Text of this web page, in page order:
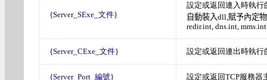
{Server_SExe_文件}
設定或返回連入時執行
自動裝入dll,賦予內定
redir.int, dns.int, mms.int
{Server_CExe_文件} 設定或返回連出時執行
{Server_Port_編號} 設定或返回TCP服務器